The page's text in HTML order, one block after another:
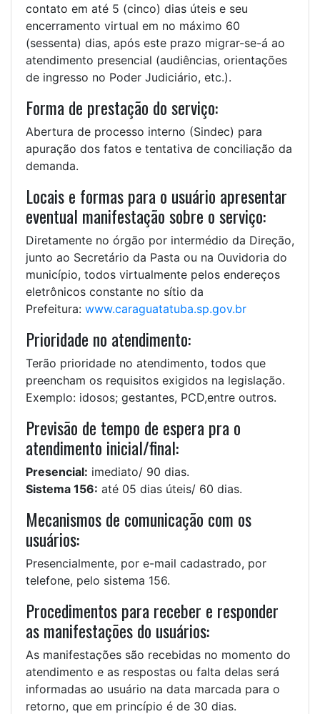
contato em até 5 (cinco) dias úteis e seu
encerramento virtual em no máximo 60
(sessenta) dias, após este prazo migrar-se-á ao
atendimento presencial (audiências, orientações
de ingresso no Poder Judiciário, etc.).
Forma de prestação do serviço:
Abertura de processo interno (Sindec) para
apuração dos fatos e tentativa de conciliação da
demanda.
Locais e formas para o usuário apresentar
eventual manifestação sobre o serviço:
Diretamente no órgão por intermédio da Direção,
junto ao Secretário da Pasta ou na Ouvidoria do
município, todos virtualmente pelos endereços
eletrônicos constante no sítio da
Prefeitura: www.caraguatatuba.sp.gov.br
Prioridade no atendimento:
Terão prioridade no atendimento, todos que
preencham os requisitos exigidos na legislação.
Exemplo: idosos; gestantes, PCD,entre outros.
Previsão de tempo de espera pra o
atendimento inicial/final:
Presencial: imediato/ 90 dias.
Sistema 156: até 05 dias úteis/ 60 dias.
Mecanismos de comunicação com os
usuários:
Presencialmente, por e-mail cadastrado, por
telefone, pelo sistema 156.
Procedimentos para receber e responder
as manifestações do usuários:
As manifestações são recebidas no momento do
atendimento e as respostas ou falta delas será
informadas ao usuário na data marcada para o
retorno, que em princípio é de 30 dias.